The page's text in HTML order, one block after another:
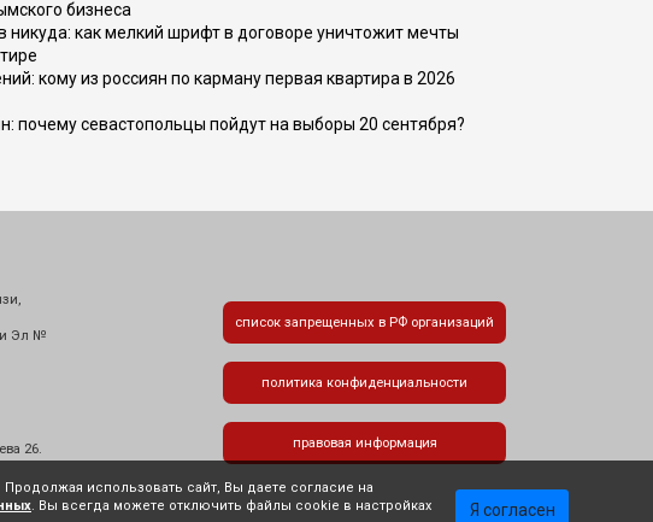
бизнеса
никуда: как мелкий шрифт в договоре уничтожит мечты
кому из россиян по карману первая квартира в 2026
почему севастопольцы пойдут на выборы 20 сентября?
Эл №
26.
список запрещенных в РФ организаций
политика конфиденциальности
правовая информация
использовать сайт, Вы даете согласие на
. Вы всегда можете отключить файлы cookie в настройках
Я согласен